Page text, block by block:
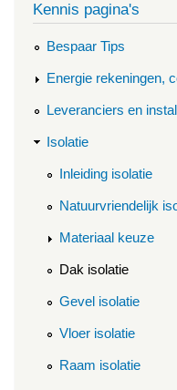
Kennis pagina's
Bespaar Tips
Energie rekeningen,
Leveranciers en
Isolatie
Inleiding isolatie
Natuurvriendelijk
Materiaal keuze
Dak isolatie
Gevel isolatie
Vloer isolatie
Raam isolatie